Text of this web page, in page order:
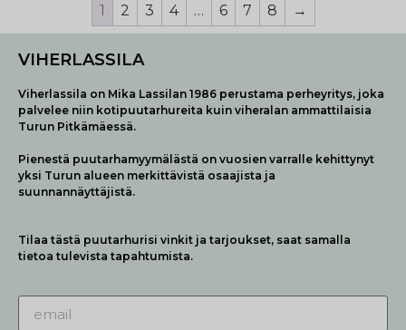
1 2 3 4 … 6 7 8 →
VIHERLASSILA
Viherlassila on Mika Lassilan 1986 perustama perheyritys, joka
palvelee niin kotipuutarhureita kuin viheralan ammattilaisia
Turun Pitkämäessä.
Pienestä puutarhamyymälästä on vuosien varralle kehittynyt
yksi Turun alueen merkittävistä osaajista ja
suunnannäyttäjistä.
Tilaa tästä puutarhurisi vinkit ja tarjoukset, saat samalla
tietoa tulevista tapahtumista.